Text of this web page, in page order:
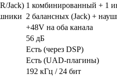
Jack) 1 комбинированный + 1
2 балансных (Jack) +
+48V на оба канала
56 дБ
Есть (через DSP)
Есть (UAD-плагины)
192 кГц / 24 бит